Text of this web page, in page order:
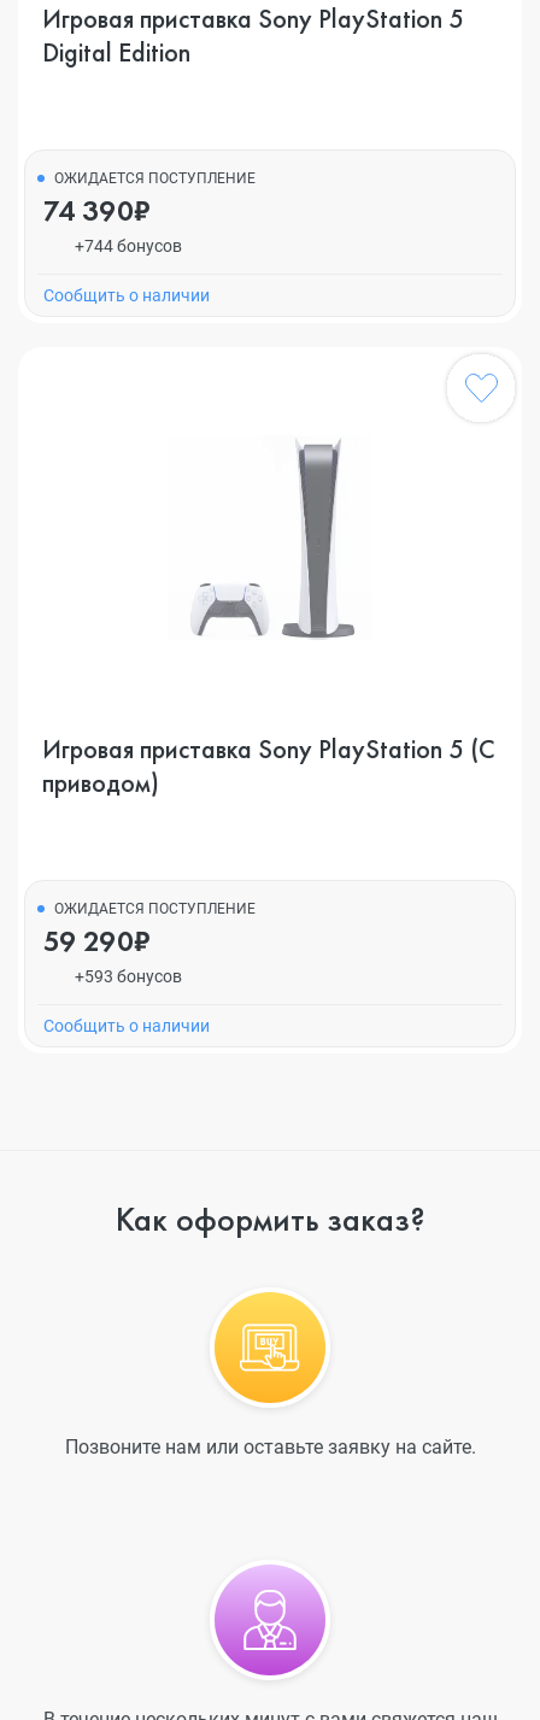
Игровая приставка Sony PlayStation 5
Digital Edition
ОЖИДАЕТСЯ ПОСТУПЛЕНИЕ
74 390₽
+744 бонусов
Cообщить о наличии
Игровая приставка Sony PlayStation 5 (C
приводом)
ОЖИДАЕТСЯ ПОСТУПЛЕНИЕ
59 290₽
+593 бонусов
Cообщить о наличии
Как оформить заказ?
Позвоните нам или оставьте заявку на сайте.